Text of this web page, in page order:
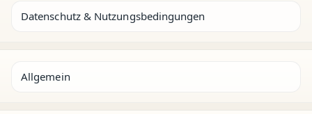
Datenschutz & Nutzungsbedingungen
Allgemein